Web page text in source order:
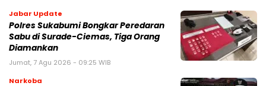
Jabar Update
Polres Sukabumi Bongkar Peredaran
Sabu di Surade-Ciemas, Tiga Orang
Diamankan
Jumat, 7 Agu 2026 - 09:25 WIB
Narkoba